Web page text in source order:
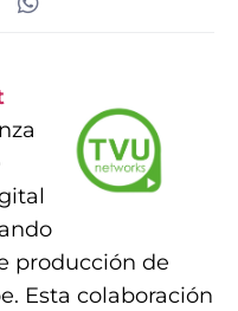
producción de
Esta colaboración